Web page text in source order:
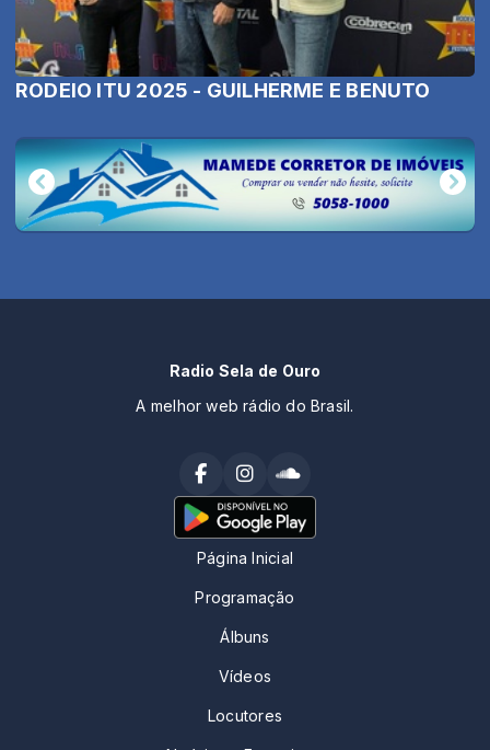
RODEIO ITU 2025 - GUILHERME E BENUTO
Radio Sela de Ouro
A melhor web rádio do Brasil.
Página Inicial
Programação
Álbuns
Vídeos
Locutores